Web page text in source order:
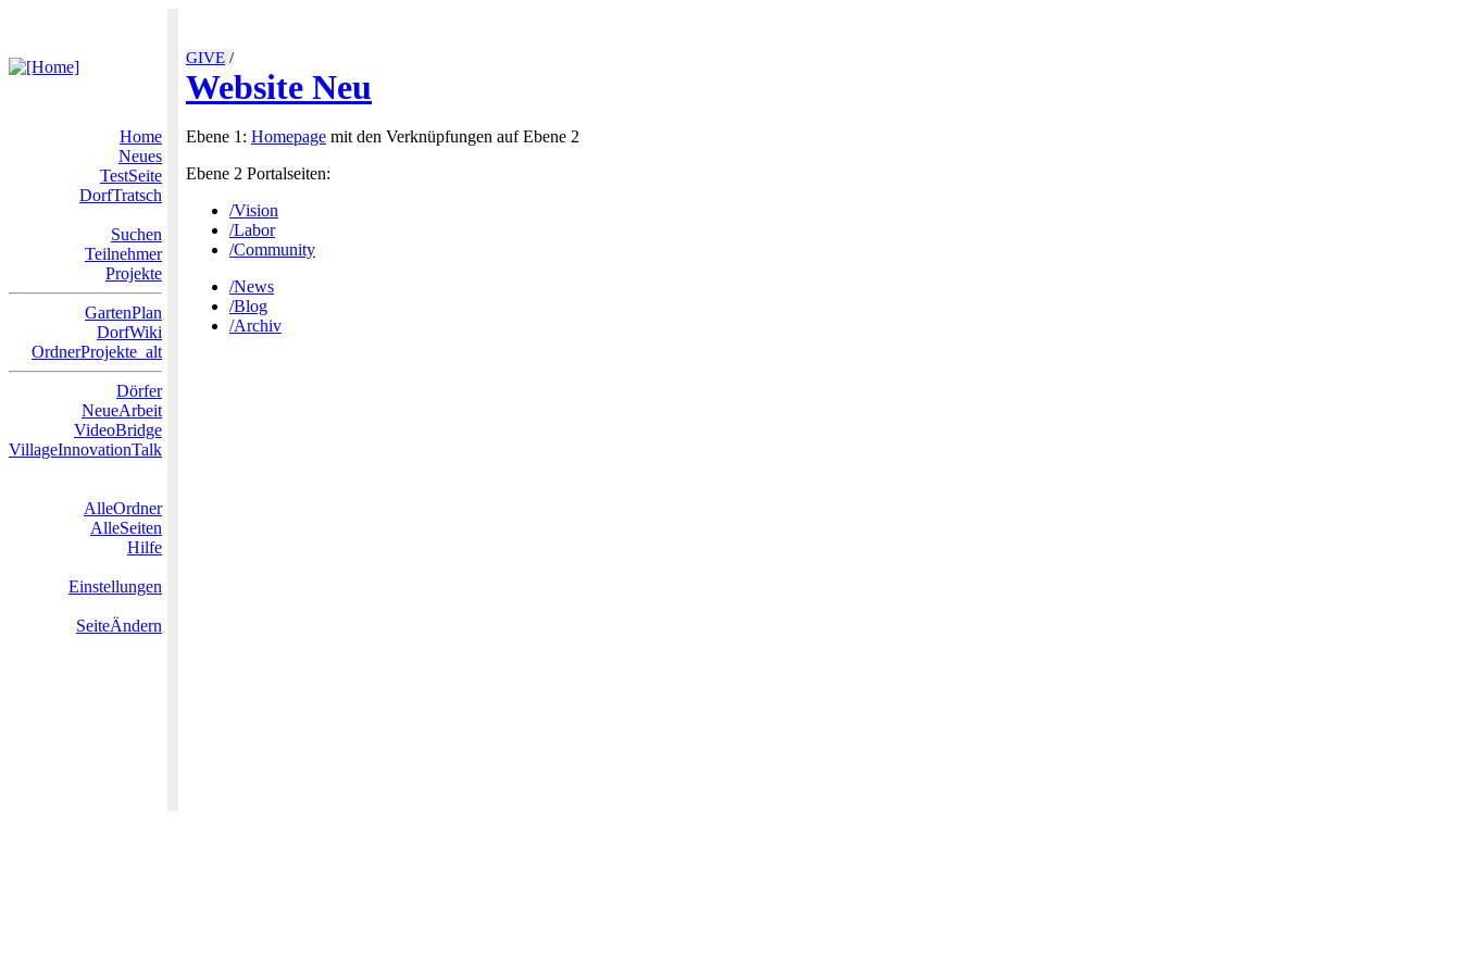
GIVE /
Website Neu
Home
Neues
TestSeite
DorfTratsch
Suchen
Teilnehmer
Projekte
GartenPlan
DorfWiki
OrdnerProjekte_alt
Dörfer
NeueArbeit
VideoBridge
VillageInnovationTalk
AlleOrdner
AlleSeiten
Hilfe
Einstellungen
SeiteÄndern
Ebene 1: Homepage mit den Verknüpfungen auf Ebene 2
Ebene 2 Portalseiten:
/Vision
/Labor
/Community
/News
/Blog
/Archiv